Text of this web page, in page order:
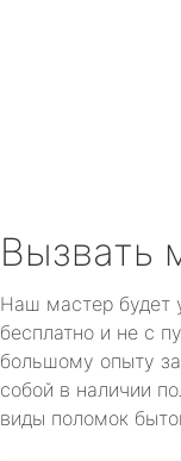
Вызвать
Наш мастер будет
бесплатно и не с
большому опыту
собой в наличии
виды поломок